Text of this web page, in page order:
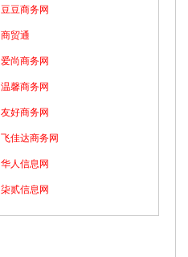
豆豆商务网
商贸通
爱尚商务网
温馨商务网
友好商务网
飞佳达商务网
华人信息网
柒贰信息网